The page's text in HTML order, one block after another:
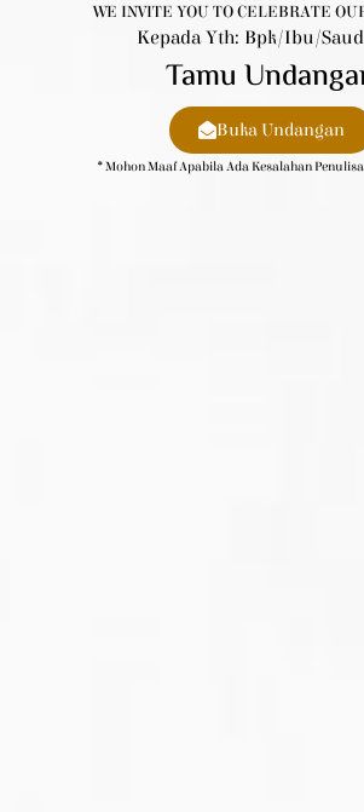
WE INVITE YOU TO CELEBRATE
Kepada Yth: Bpk/Ibu/
Tamu
Buka Undangan
* Mohon Maaf Apabila Ada Kesalahan